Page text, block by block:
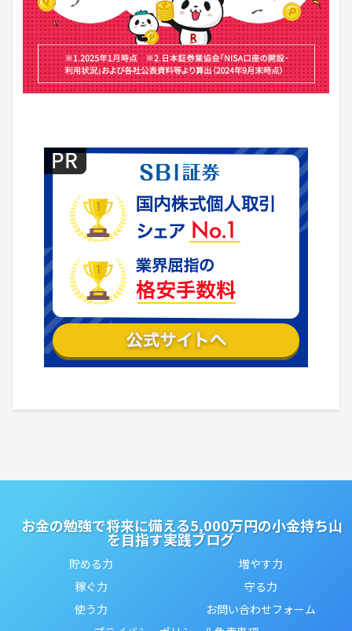
お金の勉強で将来に備える5,000万円の小金持ち山
を目指す実践ブログ
貯める力
増やす力
稼ぐ力
守る力
使う力
お問い合わせフォーム